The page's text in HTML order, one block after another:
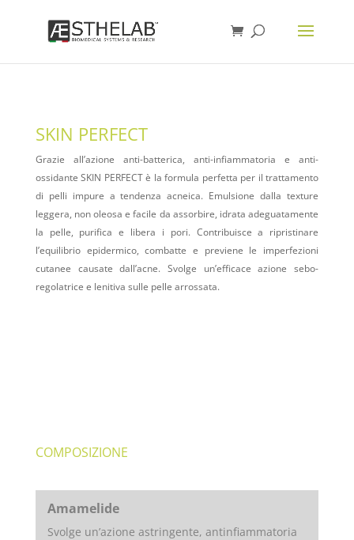
SKIN PERFECT
Grazie all’azione anti-batterica, anti-infiammatoria e anti-
ossidante SKIN PERFECT è la formula perfetta per il trattamento
di pelli impure a tendenza acneica. Emulsione dalla texture
leggera, non oleosa e facile da assorbire, idrata adeguatamente
la pelle, purifica e libera i pori. Contribuisce a ripristinare
l’equilibrio epidermico, combatte e previene le imperfezioni
cutanee causate dall’acne. Svolge un’efficace azione sebo-
regolatrice e lenitiva sulle pelle arrossata.
COMPOSIZIONE
Amamelide
Svolge un’azione astringente, antinfiammatoria